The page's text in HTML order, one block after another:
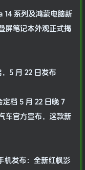
14 系列及鸿蒙电脑新
屏笔记本外观正式揭
5 月 22 日发布
档 5 月 22 日晚 7
车官方宣布，这款新
机发布：全新红枫影